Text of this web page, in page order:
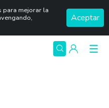
para mejorar la
Aceptar